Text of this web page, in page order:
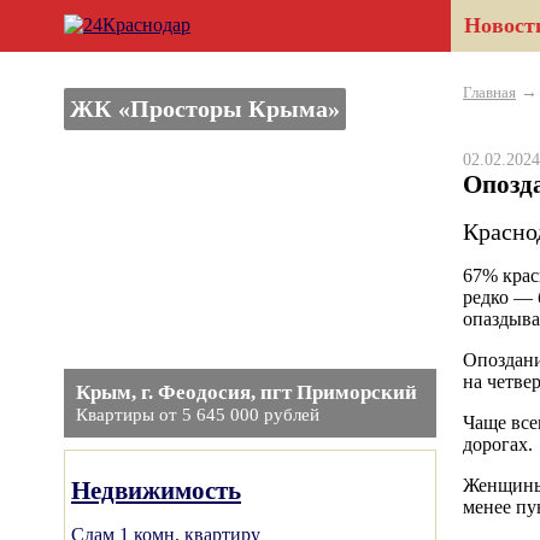
ЖК «Просторы Крыма»
Крым, г. Феодосия, пгт Приморский
Квартиры от 5 645 000 рублей
Недвижимость
Сдам 1 комн. квартиру
Главная
67%
редко —
на
Чаще
дорогах.
Женщины
менее